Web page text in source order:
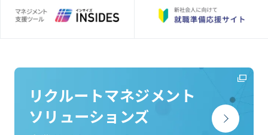
リクルートマネジメント
ソリューションズ